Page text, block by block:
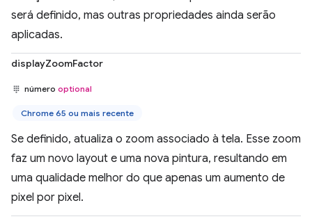
será definido, mas outras propriedades ainda serão
aplicadas.
displayZoomFactor
número optional
Chrome 65 ou mais recente
Se definido, atualiza o zoom associado à tela. Esse zoom
faz um novo layout e uma nova pintura, resultando em
uma qualidade melhor do que apenas um aumento de
pixel por pixel.